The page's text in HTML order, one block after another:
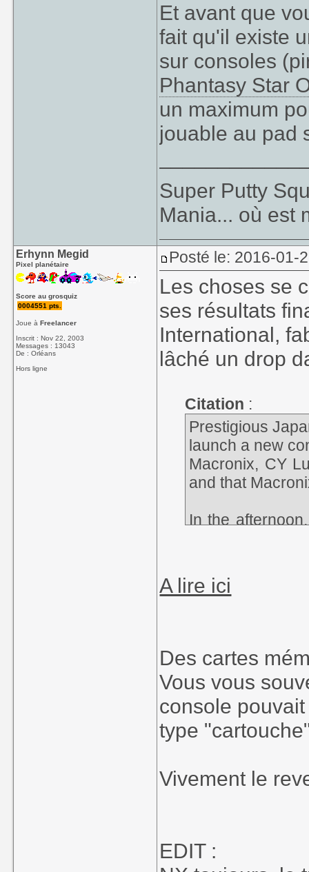
Et avant que
fait qu'il existe
sur consoles
Phantasy Star
un maximum
jouable au pad
Super Putty
Mania... où est
Erhynn Megid
Pixel planétaire
Score au grosquiz
0004551 pts.
Joue àFreelancer
Inscrit : Nov 22, 2003
Messages : 13043
De : Orléans
Hors ligne
Posté le: 2016-01-
Les choses se
ses résultats
International,
lâché un drop
Citation :
Prestigious
launch a new
Macronix, CY
and that
In the
term
supply chain.
the company
Even though
products are
will be
A lire ici
Des cartes
Vous vous
console
type
Vivement le
EDIT :